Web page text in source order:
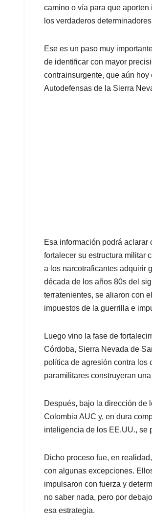
camino o vía para que aporten
los verdaderos
Ese es un paso muy
de identificar con mayor
contrainsurgente, que aún
Autodefensas de la Sierra
Esa información podrá
fortalecer su estructura militar
a los narcotraficantes adquirir
década de los años 80s del
terratenientes, se aliaron con
impuestos de la guerrilla e
Luego vino la fase de
Córdoba, Sierra Nevada de
política de agresión contra los
paramilitares construyeran
Después, bajo la dirección de
Colombia AUC y, en dura
inteligencia de los EE.UU., se
Dicho proceso fue, en
con algunas excepciones.
impulsaron con fuerza y
no saber nada, pero por
esa estrategia.